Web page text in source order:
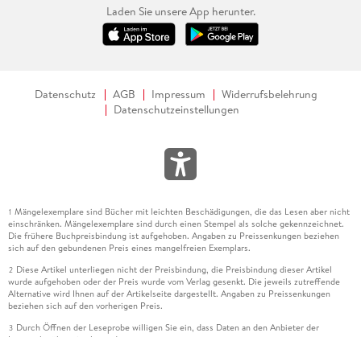
Laden Sie unsere App herunter.
Datenschutz AGB Impressum
Widerrufsbelehrung
Datenschutzeinstellungen
1 Mängelexemplare sind Bücher mit leichten Beschädigungen, die das Lesen aber nicht
einschränken. Mängelexemplare sind durch einen Stempel als solche gekennzeichnet.
Die frühere Buchpreisbindung ist aufgehoben. Angaben zu Preissenkungen beziehen
sich auf den gebundenen Preis eines mangelfreien Exemplars.
2 Diese Artikel unterliegen nicht der Preisbindung, die Preisbindung dieser Artikel
wurde aufgehoben oder der Preis wurde vom Verlag gesenkt. Die jeweils zutreffende
Alternative wird Ihnen auf der Artikelseite dargestellt. Angaben zu Preissenkungen
beziehen sich auf den vorherigen Preis.
3 Durch Öffnen der Leseprobe willigen Sie ein, dass Daten an den Anbieter der